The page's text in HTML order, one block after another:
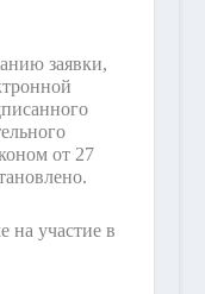
заявки,
от 27
на участие в